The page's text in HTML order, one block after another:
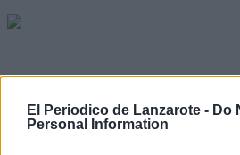
El Periodico de Lanzarote - Do
Personal Information
zona. El espacio que vamos a
un terreno nuevo, volcánico, que se le